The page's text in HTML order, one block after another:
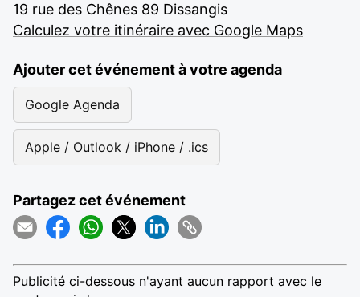
19 rue des Chênes 89 Dissangis
Calculez votre itinéraire avec Google Maps
Ajouter cet événement à votre agenda
Google Agenda
Apple / Outlook / iPhone / .ics
Partagez cet événement
Publicité ci-dessous n'ayant aucun rapport avec le